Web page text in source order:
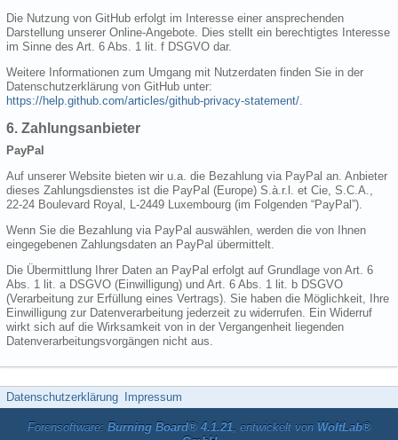
Die Nutzung von GitHub erfolgt im Interesse einer ansprechenden
Darstellung unserer Online-Angebote. Dies stellt ein berechtigtes Interesse
im Sinne des Art. 6 Abs. 1 lit. f DSGVO dar.
Weitere Informationen zum Umgang mit Nutzerdaten finden Sie in der
Datenschutzerklärung von GitHub unter:
https://help.github.com/articles/github-privacy-statement/
6. Zahlungsanbieter
PayPal
Auf unserer Website bieten wir u.a. die Bezahlung via PayPal an. Anbieter
dieses Zahlungsdienstes ist die PayPal (Europe) S.à.r.l. et Cie, S.C.A.,
22-24 Boulevard Royal, L-2449 Luxembourg (im Folgenden “PayPal”).
Wenn Sie die Bezahlung via PayPal auswählen, werden die von Ihnen
eingegebenen Zahlungsdaten an PayPal übermittelt.
Die Übermittlung Ihrer Daten an PayPal erfolgt auf Grundlage von Art. 6
Abs. 1 lit. a DSGVO (Einwilligung) und Art. 6 Abs. 1 lit. b DSGVO
(Verarbeitung zur Erfüllung eines Vertrags). Sie haben die Möglichkeit, Ihre
Einwilligung zur Datenverarbeitung jederzeit zu widerrufen. Ein Widerruf
wirkt sich auf die Wirksamkeit von in der Vergangenheit liegenden
Datenverarbeitungsvorgängen nicht aus.
Datenschutzerklärung Impressum
Forensoftware: Burning Board® 4.1.21, entwickelt von WoltLab®